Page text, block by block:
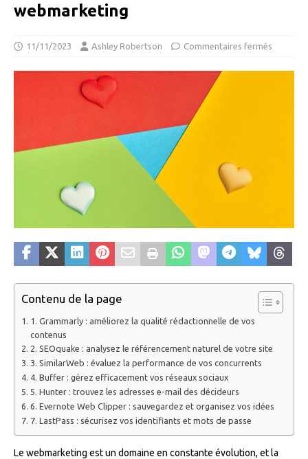
webmarketing
11/11/2023 Ashley Robertson Commentaires fermés
Contenu de la page
1. Grammarly : améliorez la qualité rédactionnelle de vos
contenus
2. SEOquake : analysez le référencement naturel de votre site
3. SimilarWeb : évaluez la performance de vos concurrents
4. Buffer : gérez efficacement vos réseaux sociaux
5. Hunter : trouvez les adresses e-mail des décideurs
6. Evernote Web Clipper : sauvegardez et organisez vos idées
7. LastPass : sécurisez vos identifiants et mots de passe
Le webmarketing est un domaine en constante évolution, et la